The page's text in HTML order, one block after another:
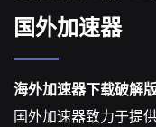
国外加速器
海外加速器下载破解
国外加速器致力于提